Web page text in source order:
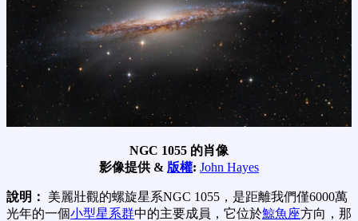
NGC 1055 的肖像
影像提供 & 版權: John Hayes
說明： 美麗壯觀的螺旋星系NGC 1055，是距離我們僅6000萬
光年的一個小型星系群中的主要成員，它位於鯨魚座方向，那